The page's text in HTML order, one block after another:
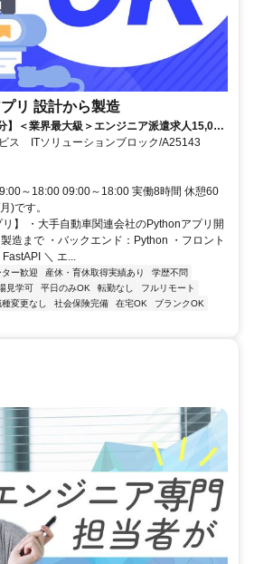
リ 設計から製造
】＜業界最大級＞エンジニア派遣求人15,000
ン登録→最短2日で就業可能！！
ス ITソリューションブロック/A25143
～18:00 09:00～18:00 実働8時間 休憩60
)です。
】 ・大手自動車関連会社のPythonアプリ開
造まで ・バックエンド：Python ・フロント
＼ エ...
ター歓迎 産休・育休取得実績あり
学歴不問
見学可 平日のみOK 転勤なし
フルリモート
変更なし 社会保険完備 在宅OK
ブランクOK